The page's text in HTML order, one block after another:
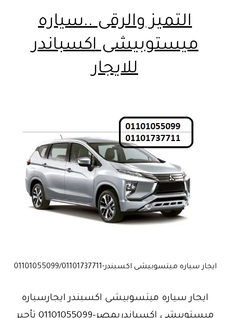
التميز والرقى ..سياره
ميستوبيشى اكسباندر
للايجار
ايجار سياره ميتسوبيشى اكسبندر-01101055099/01101737711
ايجار سياره ميتسوبيشى اكسبندر ايجارسياره
ميستوبيشى اكسباندربمصر-01101055099 تأجير